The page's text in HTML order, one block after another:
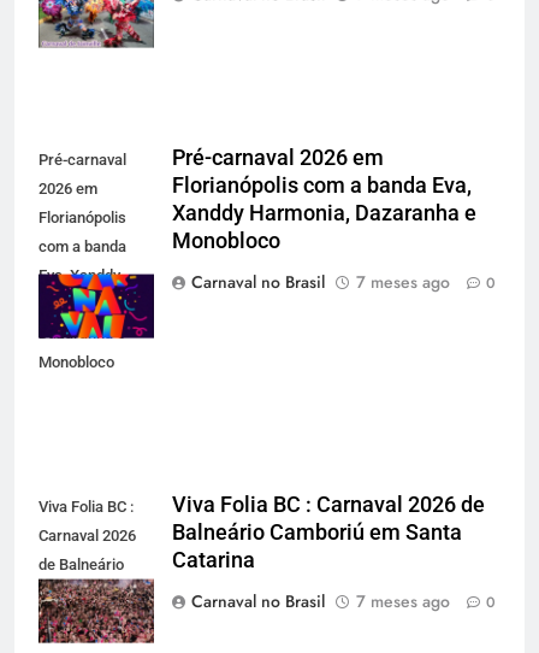
Santa Catarina
Pré-carnaval
2026 em
Florianópolis
com a banda
Eva, Xanddy
Harmonia,
Dazaranha e
Monobloco
Pré-carnaval 2026 em
Florianópolis com a banda Eva,
Xanddy Harmonia, Dazaranha e
Monobloco
Carnaval no Brasil
7 meses ago 0
Viva Folia BC :
Carnaval 2026
de Balneário
Camboriú em
Santa Catarina
Viva Folia BC : Carnaval 2026 de
Balneário Camboriú em Santa
Catarina
Carnaval no Brasil
7 meses ago 0